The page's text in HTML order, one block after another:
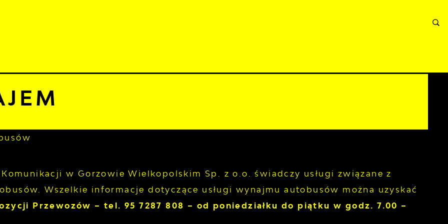
Komunikacji w Gorzowie Wielkopolskim Sp. z o.o. świadczy usługi związane z
Wszelkie informacje dotyczące usługi wynajmu autobusów można uzyskać
Przewozów – tel. 95 7287 808 – od poniedziałku do piątku w godz. 7.00 –